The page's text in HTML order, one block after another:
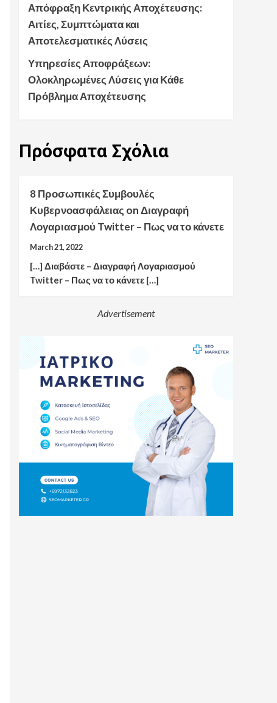
Απόφραξη Κεντρικής Αποχέτευσης:
Αιτίες, Συμπτώματα και
Αποτελεσματικές Λύσεις
Υπηρεσίες Αποφράξεων:
Ολοκληρωμένες Λύσεις για Κάθε
Πρόβλημα Αποχέτευσης
ΠρόσφαταΣχόλια
8 Προσωπικές Συμβουλές
Κυβερνοασφάλειας onΔιαγραφή
Λογαριασμού Twitter – Πως να το κάνετε
March 21, 2022
[…] Διαβάστε – Διαγραφή Λογαριασμού
Twitter – Πως να το κάνετε […]
Advertisement